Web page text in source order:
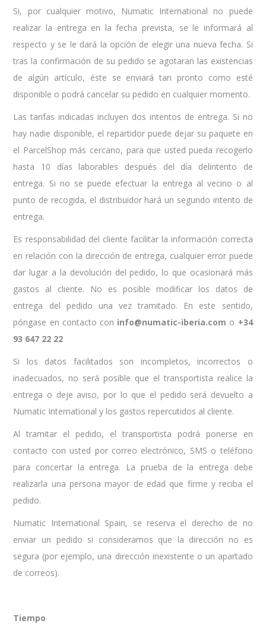
Si, por cualquier motivo, Numatic International no puede
realizar la entrega en la fecha prevista, se le informará al
respecto y se le dará la opción de elegir una nueva fecha. Si
tras la confirmación de su pedido se agotaran las existencias
de algún artículo, éste se enviará tan pronto como esté
disponible o podrá cancelar su pedido en cualquier momento.
Las tarifas indicadas incluyen dos intentos de entrega. Si no
hay nadie disponible, el repartidor puede dejar su paquete en
el ParcelShop más cercano, para que usted pueda recogerlo
hasta 10 días laborables después del día delintento de
entrega. Si no se puede efectuar la entrega al vecino o al
punto de recogida, el distribuidor hará un segundo intento de
entrega.
Es responsabilidad del cliente facilitar la información correcta
en relación con la dirección de entrega, cualquier error puede
dar lugar a la devolución del pedido, lo que ocasionará más
gastos al cliente. No es posible modificar los datos de
entrega del pedido una vez tramitado. En este sentido,
póngase en contacto con info@numatic-iberia.com o +34
93 647 22 22
Si los datos facilitados son incompletos, incorrectos o
inadecuados, no será posible que el transportista realice la
entrega o deje aviso, por lo que el pedido será devuelto a
Numatic International y los gastos repercutidos al cliente.
Al tramitar el pedido, el transportista podrá ponerse en
contacto con usted por correo electrónico, SMS o teléfono
para concertar la entrega. La prueba de la entrega debe
realizarla una persona mayor de edad que firme y reciba el
pedido.
Numatic International Spain, se reserva el derecho de no
enviar un pedido si consideramos que la dirección no es
segura (por ejemplo, una dirección inexistente o un apartado
de correos).
Tiempo